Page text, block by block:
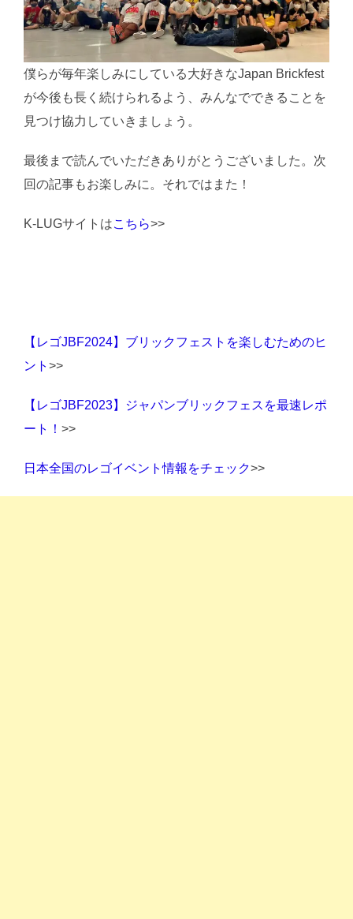
僕らが毎年楽しみにしている大好きなJapan Brickfest
が今後も長く続けられるよう、みんなでできることを
見つけ協力していきましょう。
最後まで読んでいただきありがとうございました。次
回の記事もお楽しみに。それではまた！
K-LUGサイトはこちら>>
【レゴJBF2024】ブリックフェストを楽しむためのヒ
ント >>
【レゴJBF2023】ジャパンブリックフェスを最速レポ
ート！ >>
日本全国のレゴイベント情報をチェック>>